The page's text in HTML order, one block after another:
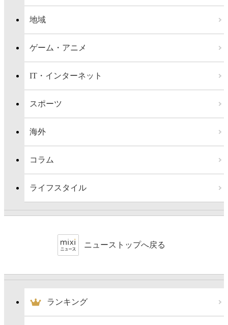
地域
ゲーム・アニメ
IT・インターネット
スポーツ
海外
コラム
ライフスタイル
ニューストップへ戻る
ランキング